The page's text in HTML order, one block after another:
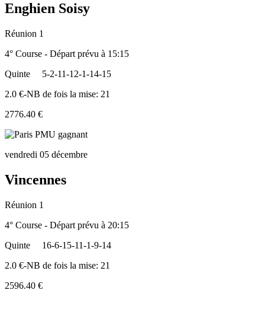
Enghien Soisy
Réunion 1
4° Course - Départ prévu à 15:15
Quinte
5-2-11-12-1-14-15
2.0 €-NB de fois la mise: 21
2776.40 €
vendredi 05 décembre
Vincennes
Réunion 1
4° Course - Départ prévu à 20:15
Quinte
16-6-15-11-1-9-14
2.0 €-NB de fois la mise: 21
2596.40 €